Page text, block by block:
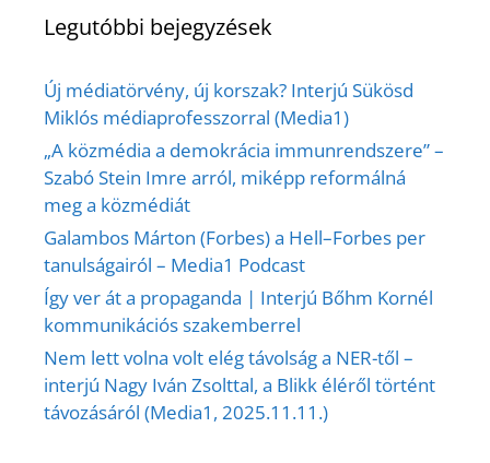
Legutóbbi bejegyzések
Új médiatörvény, új korszak? Interjú Sükösd
Miklós médiaprofesszorral (Media1)
„A közmédia a demokrácia immunrendszere” –
Szabó Stein Imre arról, miképp reformálná
meg a közmédiát
Galambos Márton (Forbes) a Hell–Forbes per
tanulságairól – Media1 Podcast
Így ver át a propaganda | Interjú Bőhm Kornél
kommunikációs szakemberrel
Nem lett volna volt elég távolság a NER-től –
interjú Nagy Iván Zsolttal, a Blikk éléről történt
távozásáról (Media1, 2025.11.11.)